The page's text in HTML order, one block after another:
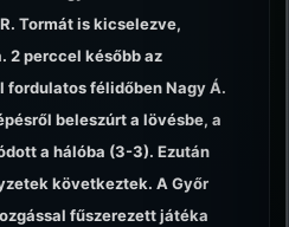
Tormát is kicselezve,
2 perccel később az
fordulatos félidőben Nagy Á.
beleszúrt a lövésbe, a
a hálóba (3-3). Ezután
következtek. A Győr
fűszerezett játéka